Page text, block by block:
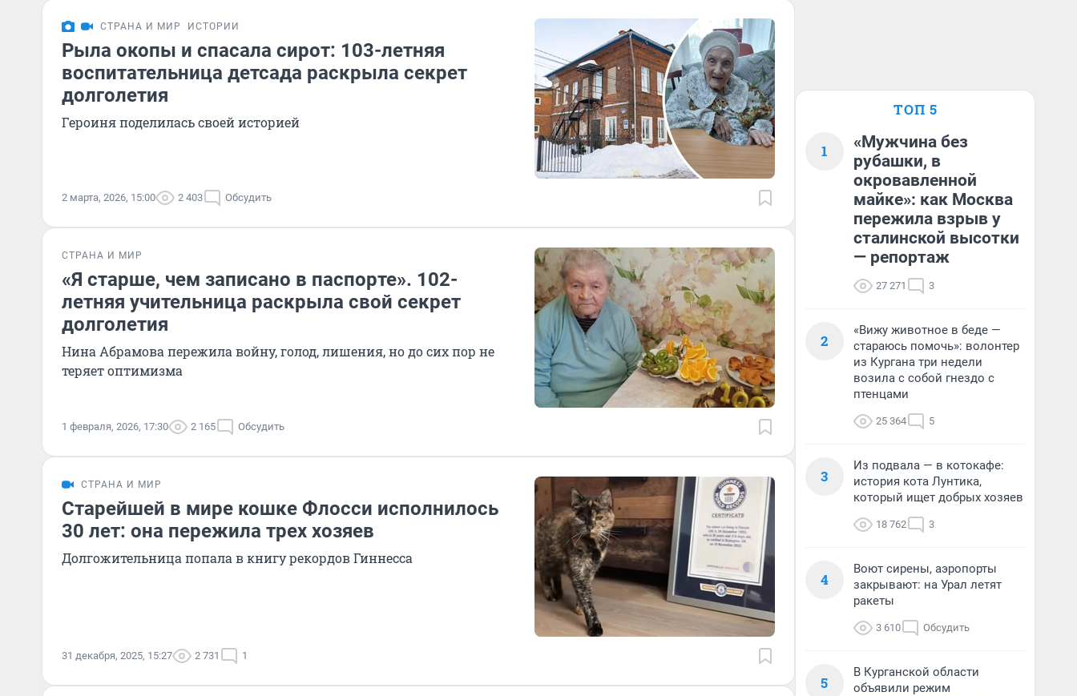
СТРАНА И МИР ИСТОРИИ
Рыла окопы и спасала сирот: 103-летняя
воспитательница детсада раскрыла секрет
долголетия
Героиня поделилась своей историей
2 марта, 2026, 15:00 2 403 Обсудить
СТРАНА И МИР
«Я старше, чем записано в паспорте». 102-
летняя учительница раскрыла свой секрет
долголетия
Нина Абрамова пережила войну, голод, лишения, но до сих пор не
теряет оптимизма
1 февраля, 2026, 17:30 2 165 Обсудить
СТРАНА И МИР
Старейшей в мире кошке Флосси исполнилось
30 лет: она пережила трех хозяев
Долгожительница попала в книгу рекордов Гиннесса
31 декабря, 2025, 15:27 2 731 1
ТОП 5
1
«Мужчина без
рубашки, в
окровавленной
майке»: как Москва
пережила взрыв у
сталинской высотки
— репортаж
27 271 3
2
«Вижу животное в беде —
стараюсь помочь»: волонтер
из Кургана три недели
возила с собой гнездо с
птенцами
25 364 5
3
Из подвала — в котокафе:
история кота Лунтика,
который ищет добрых хозяев
18 762 3
4
Воют сирены, аэропорты
закрывают: на Урал летят
ракеты
3 610 Обсудить
5
В Курганской области
объявили режим